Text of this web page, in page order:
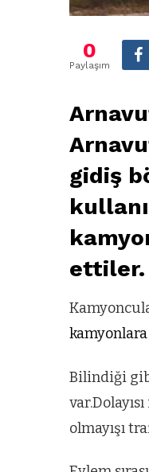
0
Paylaşım
gidiş
ettiler.
Bilindiği
olmayışı